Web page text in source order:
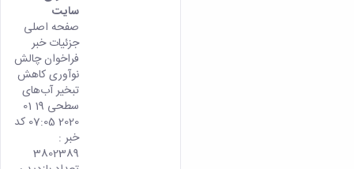
سایت
صفحه اصلی
جزئیات خبر
فراخوان چالش
نوآوری کاهش
تبخیر آب‌های
سطحی 19 01
2020 07:05 کد
خبر :
3802389